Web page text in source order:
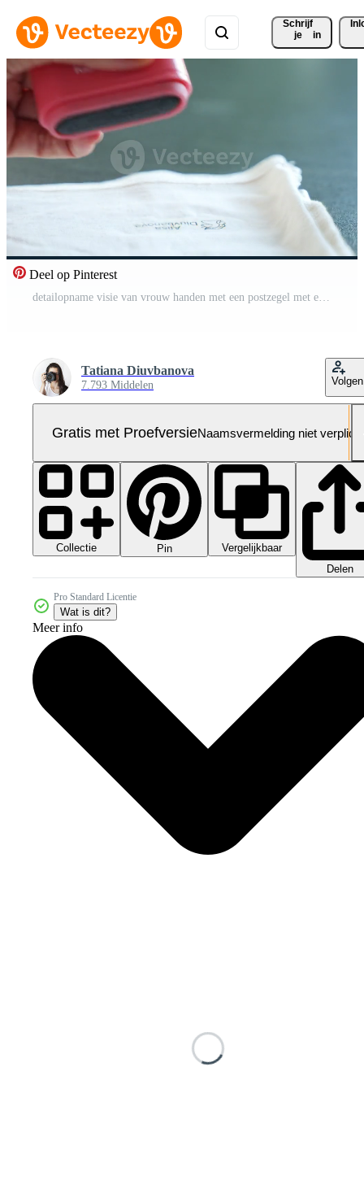
Schrijf
je
in
Deel op Pinterest
detailopname visie van vrouw handen met een postzegel met een naam voor ondertekening kinderen dingen. identificatie van persoonlijk kleding. hoog kwaliteit 4k beeldmateriaal Pro Video
Tatiana Diuvbanova
7.793 Middelen Volgen
Gratis met ProefversieNaamsvermelding niet verplicht
Collectie Pin
Vergelijkbaar
Delen
Pro Standard Licentie
Wat is dit?
Meer info